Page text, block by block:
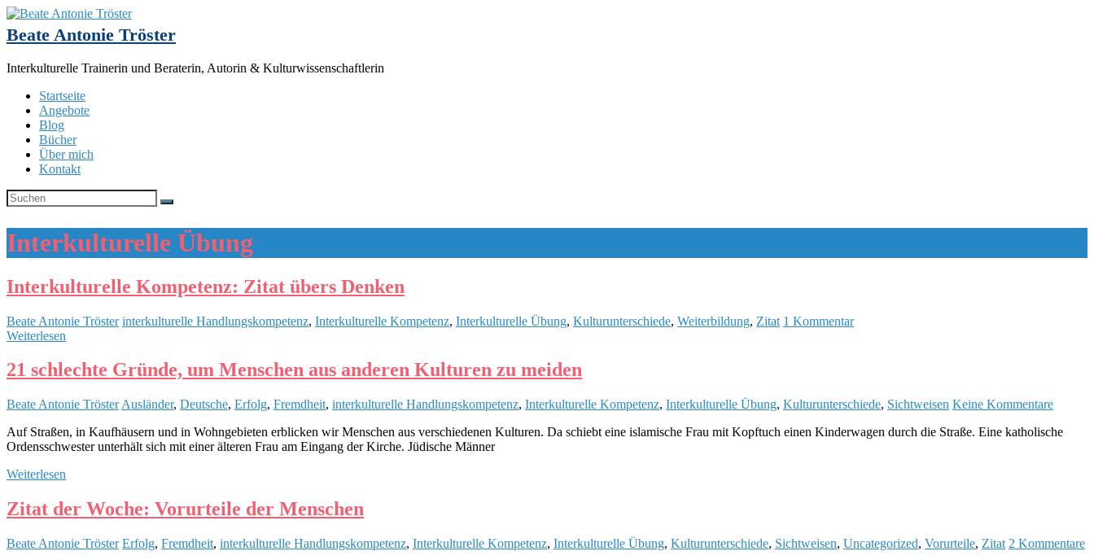
Beate Antonie Tröster
Interkulturelle Trainerin und Beraterin, Autorin & Kulturwissenschaftlerin
Startseite
Angebote
Blog
Bücher
Über mich
Kontakt
Interkulturelle Übung
Interkulturelle Kompetenz: Zitat übers Denken
Beate Antonie Tröster interkulturelle Handlungskompetenz, Interkulturelle Kompetenz, Interkulturelle Übung, Kulturunterschiede, Weiterbildung, Zitat 1 Kommentar
Weiterlesen
21 schlechte Gründe, um Menschen aus anderen Kulturen zu meiden
Beate Antonie Tröster Ausländer, Deutsche, Erfolg, Fremdheit, interkulturelle Handlungskompetenz, Interkulturelle Kompetenz, Interkulturelle Übung, Kulturunterschiede, Sichtweisen Keine Kommentare
Auf Straßen, in Kaufhäusern und in Wohngebieten erblicken wir Menschen aus verschiedenen Kulturen. Da schiebt eine islamische Frau mit Kopftuch einen Kinderwagen durch die Straße. Eine katholische
Ordensschwester unterhält sich mit einer älteren Frau am Eingang der Kirche. Jüdische Männer
Weiterlesen
Zitat der Woche: Vorurteile der Menschen
Beate Antonie Tröster Erfolg, Fremdheit, interkulturelle Handlungskompetenz, Interkulturelle Kompetenz, Interkulturelle Übung, Kulturunterschiede, Sichtweisen, Uncategorized, Vorurteile, Zitat 2 Kommentare